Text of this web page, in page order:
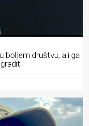
boljem društvu, ali ga